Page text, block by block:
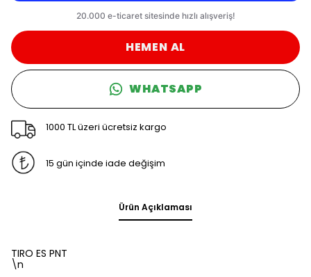
HEMEN AL
WHATSAPP
1000 TL üzeri ücretsiz kargo
15 gün içinde iade değişim
Ürün Açıklaması
TIRO ES PNT
\n